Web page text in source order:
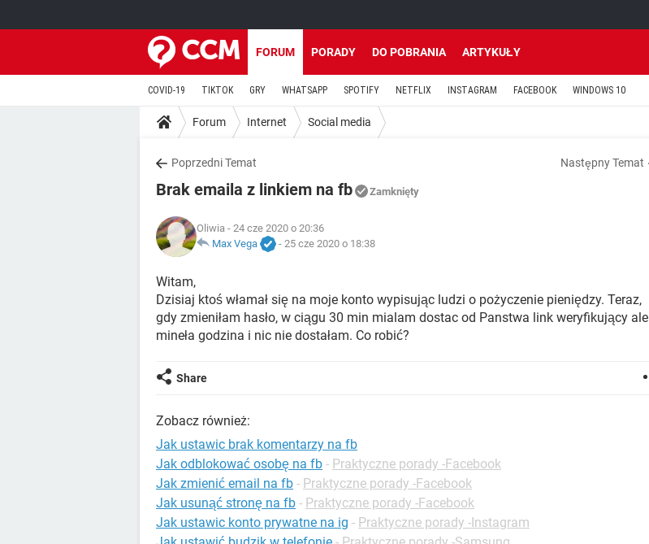
FORUM PORADY DO POBRANIA ARTYKUŁY
COVID-19 TIKTOK GRY WHATSAPP SPOTIFY NETFLIX INSTAGRAM FACEBOOK WINDOWS 10
Forum Internet Social media
Poprzedni Temat Następny Temat
Brak emaila z linkiem na fb Zamknięty
Oliwia - 24 cze 2020 o 20:36
Max Vega
- 25 cze 2020 o 18:38
Witam,
Dzisiaj ktoś włamał się na moje konto wypisując ludzi o pożyczenie pieniędzy. Teraz,
gdy zmieniłam hasło, w ciągu 30 min mialam dostac od Panstwa link weryfikujący ale
mineła godzina i nic nie dostałam. Co robić?
Share
Zobacz również:
Jak ustawic brak komentarzy na fb
Jak odblokować osobę na fb - Praktyczne porady -Facebook
Jak zmienić email na fb - Praktyczne porady -Facebook
Jak usunąć stronę na fb - Praktyczne porady -Facebook
Jak ustawic konto prywatne na ig - Praktyczne porady -Instagram